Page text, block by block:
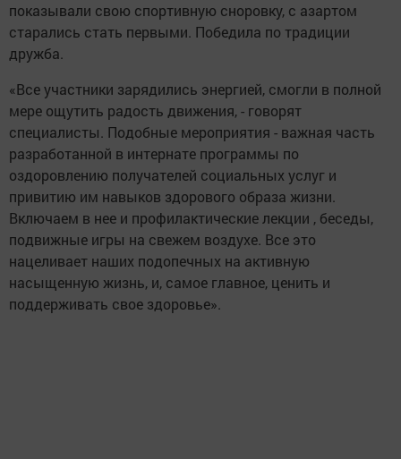
показывали свою спортивную сноровку, с азартом
старались стать первыми. Победила по традиции
дружба.
«Все участники зарядились энергией, смогли в полной
мере ощутить радость движения, - говорят
специалисты. Подобные мероприятия - важная часть
разработанной в интернате программы по
оздоровлению получателей социальных услуг и
привитию им навыков здорового образа жизни.
Включаем в нее и профилактические лекции , беседы,
подвижные игры на свежем воздухе. Все это
нацеливает наших подопечных на активную
насыщенную жизнь, и, самое главное, ценить и
поддерживать свое здоровье».